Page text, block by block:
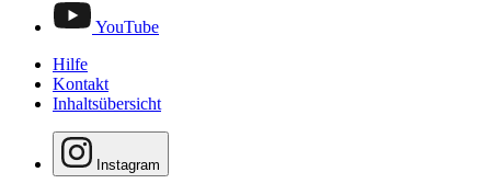
YouTube
Hilfe
Kontakt
Inhaltsübersicht
Instagram